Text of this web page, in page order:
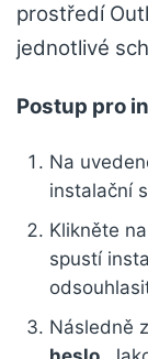
prostředí
jednotlivé
Postup pro
Na
instalační
Klikněte
spustí
Následně